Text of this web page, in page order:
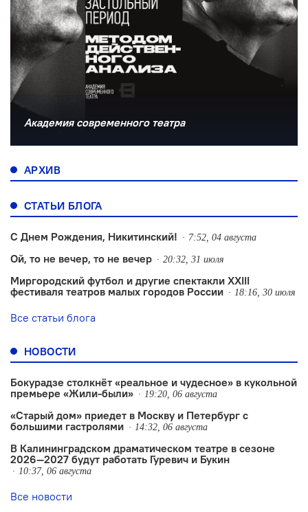
Академия современного театра
АРХИВ
СТАТЬИ БЛОГА
С Днем Рождения, Никитинский! 7:52, 04 августа
Ой, то не вечер, то не вечер 20:32, 31 июля
Миргородский футбол и другие спектакли XXIII
фестиваля театров малых городов России
18:16, 30 июля
Все статьи блога
НОВОСТИ
Бокурадзе столкнëт «реальное и чудесное» в кукольной
премьере «Жили-были»
19:20, 06 августа
«Старый дом» приедет в Москву и Петербург с
большими гастролями
14:32, 06 августа
В Калининградском драматическом театре в сезоне
2026—2027 будут работать Гуревич и Букин
10:37, 06 августа
Все новости